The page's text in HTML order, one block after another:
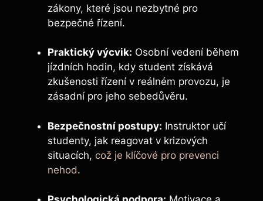
zákony, které jsou nezbytné pro
bezpečné řízení.
Praktický výcvik: Osobní vedení během
jízdních hodin, kdy student získává
zkušenosti řízení v reálném provozu, je
zásadní pro jeho sebedůvěru.
Bezpečnostní postupy: Instruktor učí
studenty, jak reagovat v krizových
situacích, což je klíčové pro prevenci
nehod.